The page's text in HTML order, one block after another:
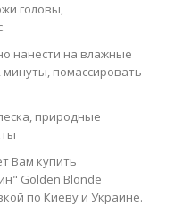
головы,
нанести на влажные
помассировать
природные
Вам купить
Golden Blonde
по Киеву и Украине.